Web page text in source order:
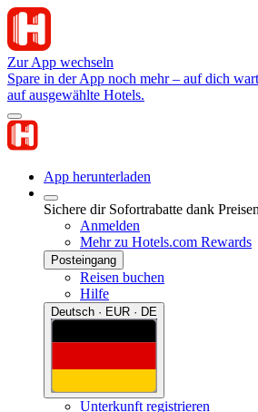
Zur App wechseln
Spare in der App noch mehr – auf dich
auf ausgewählte Hotels.
App herunterladen
Sichere dir Sofortrabatte dank
Anmelden
Mehr zu Hotels.com Rewards
Posteingang
Reisen buchen
Hilfe
Deutsch · EUR · DE
Unterkunft registrieren